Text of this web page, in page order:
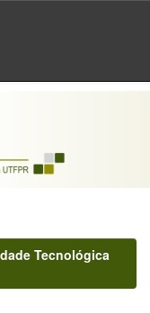
Tecnológica